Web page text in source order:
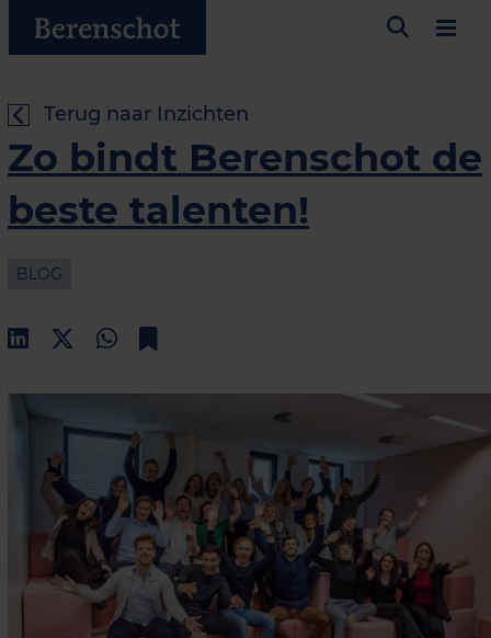
Terug naar Inzichten
Zo bindt Berenschot de
beste talenten!
BLOG